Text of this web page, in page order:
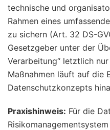
technische und
Rahmen eines
zu sichern (Art. 32 DS-
Gesetzgeber unter der
Verarbeitung“ letztlich
Maßnahmen läuft auf die
Datenschutzkonzepts
Praxishinweis: Für die